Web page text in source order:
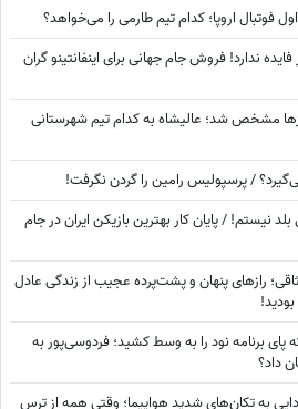
فوتبال اروپا؛ کدام تیم طارمی را می‌خواهد؟
ندارد! فروش جام جهانی برای اینفانتینو گران
مشخص شد؛ عالیشاه به کدام تیم شهرستانی
/ پرسپولیس رامین را گردن نگرفت!
بلد نیستم! / پایان کار بهترین بازیکن ایران در جام
میثاقی؛ رازهای پنهان و پشت‌پرده عجیب از زندگی عادل
پای برنامه نود را به وسط کشید؛ فردوسی‌پور به
داد؟
دایی به تکان‌های شدید هواپیما؛ وقتی همه از ترس